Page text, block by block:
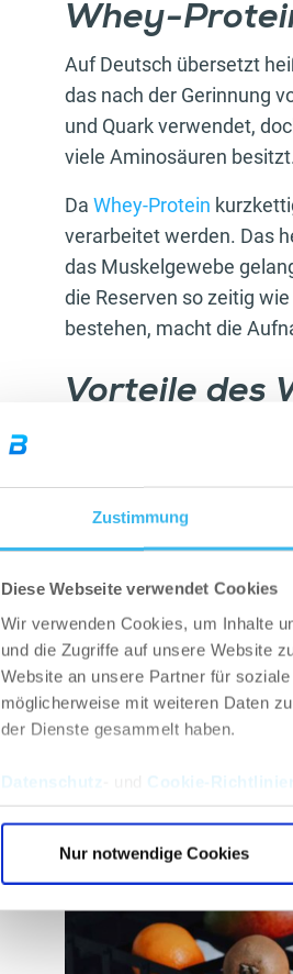
Zustimmung
Diese Webseite verwendet Cookies
Wir verwenden Cookies, um Inhalte
und die Zugriffe auf unsere Website
Website an unsere Partner für
möglicherweise mit weiteren Daten
der Dienste gesammelt haben.
Datenschutz Cookie-
Nur notwendige Cookies
Whey-
Auf Deutsch übersetzt
das nach der Gerinnung
und Quark verwendet,
viele Aminosäuren
Da Whey-Protein
verarbeitet werden. Das
das Muskelgewebe
die Reserven so zeitig
bestehen, macht die
Vorteile des
Da Whey-Protein
die Aufnahme der
Whey-Protein ist
enthält.
Es kann schnell
Es stärkt Knochen und